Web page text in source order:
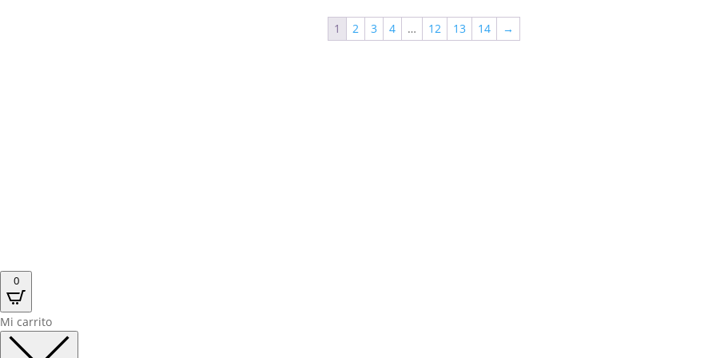
1 2 3 4 … 12 13 14 →
0
Mi carrito